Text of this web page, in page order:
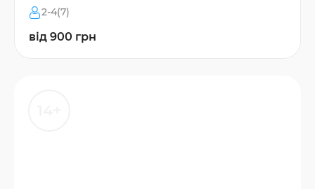
2-4(7)
від 900 грн